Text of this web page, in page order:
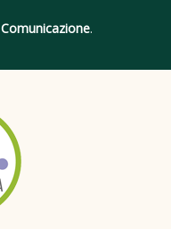
Comunicazione.